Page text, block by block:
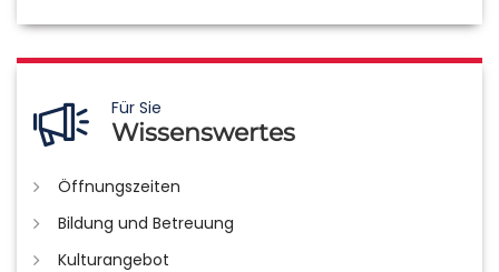
Für Sie
Wissenswertes
Öffnungszeiten
Bildung und Betreuung
Kulturangebot